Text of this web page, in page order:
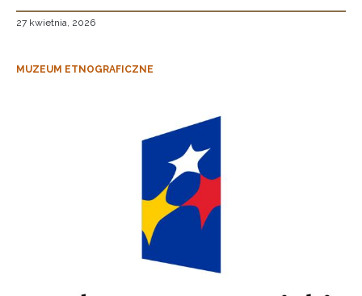
27 kwietnia, 2026
MUZEUM ETNOGRAFICZNE